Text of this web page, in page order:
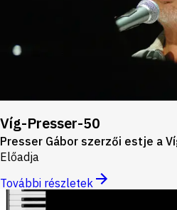
Víg-Presser-50
Presser Gábor szerzői estje a
Előadja
További részletek